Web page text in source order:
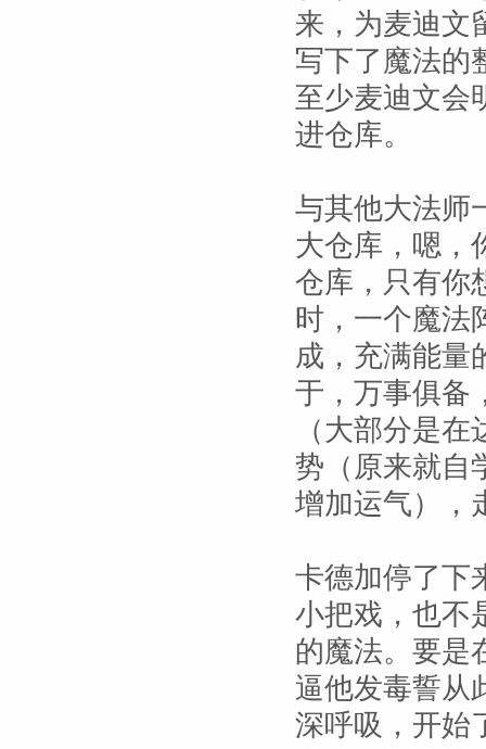
来，为麦迪文
写下了魔法的
至少麦迪文会
进仓库。
与其他大法师
大仓库，嗯，
仓库，只有你
时，一个魔法
成，充满能量
于，万事俱备
（大部分是
势（原来就自
增加运气），
卡德加停了下
小把戏，也不
的魔法。要是
逼他发毒誓从
深呼吸，开始